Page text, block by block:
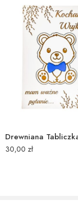
z dbałością o każdy
Staramy się sprostać
Stawiamy na jakość
Dokładamy
sprawną pracę.
Zapraszamy do
30,00 zł